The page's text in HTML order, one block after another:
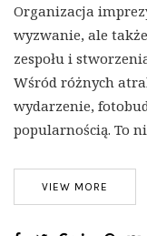
Organizacja
wyzwanie, ale
zespołu i
Wśród różnych
wydarzenie,
popularnością. To
VIEW MORE